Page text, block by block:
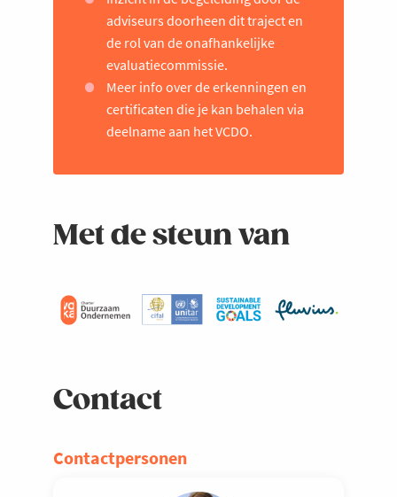
adviseurs doorheen dit traject en
de rol van de onafhankelijke
evaluatiecommissie.
Meer info over de erkenningen en
certificaten die je kan behalen via
deelname aan het VCDO.
Met de steun van
Contact
Contactpersonen